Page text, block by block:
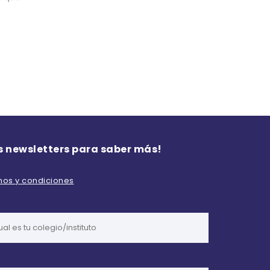
newsletters para saber más!
y condiciones